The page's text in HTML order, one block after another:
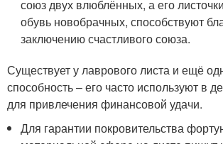
союз двух влюблённых, а его
обувь новобрачных, способствуют
заключению счастливого союза.
Существует у лаврового листа и ещё
способность – его часто используют в
для привлечения финансовой удачи.
Для гарантии покровительства